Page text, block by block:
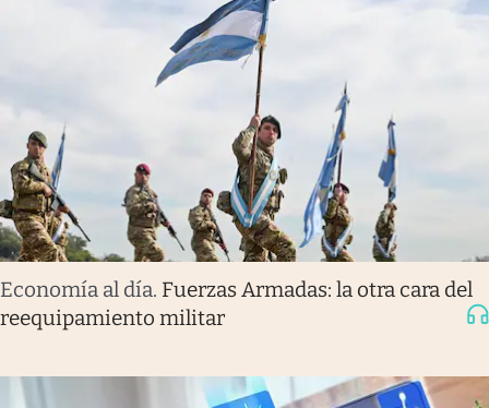
Economía al día. Fuerzas Armadas: la otra cara del
reequipamiento militar